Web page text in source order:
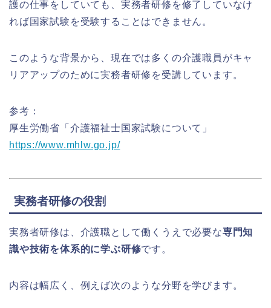
護の仕事をしていても、実務者研修を修了していなけ
れば国家試験を受験することはできません。
このような背景から、現在では多くの介護職員がキャ
リアアップのために実務者研修を受講しています。
参考：
厚生労働省「介護福祉士国家試験について」
https://www.mhlw.go.jp/
実務者研修の役割
実務者研修は、介護職として働くうえで必要な専門知
識や技術を体系的に学ぶ研修です。
内容は幅広く、例えば次のような分野を学びます。